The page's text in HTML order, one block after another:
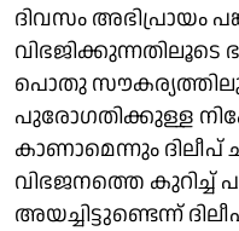
ദിവസം അഭിപ്രായം
വിഭജിക്കുന്നതിലൂടെ
പൊതു
പുരോഗതിക്കുള്ള
കാണാമെന്നും ദിലീപ്
വിഭജനത്തെ കുറിച്ച്
അയച്ചിട്ടുണ്ടെന്ന്